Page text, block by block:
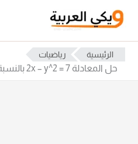
تخطي
المحتوى
الرئيسية رياضيات
حل المعادلة 2x – y^2 = 7 بالنسبة لـ y